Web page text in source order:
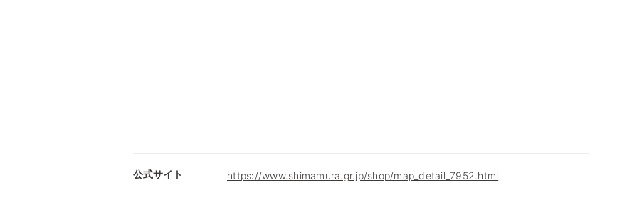
公式サイト https://www.shimamura.gr.jp/shop/map_detail_7952.html